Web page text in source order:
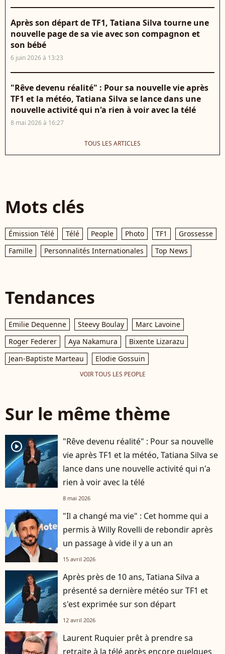
Après son départ de TF1, Tatiana Silva tourne une
nouvelle page de sa vie avec son compagnon et
son bébé
6 juin 2026 à 13:23
"Rêve devenu réalité" : Pour sa nouvelle vie après
TF1 et la météo, Tatiana Silva se lance dans une
nouvelle activité qui n'a rien à voir avec la télé
8 mai 2026 à 16:27
TOUS LES ARTICLES
Mots clés
Émission Télé Télé People Photo TF1
Grossesse
Famille
Personnalités Internationales Top News
Tendances
Emilie Dequenne Steevy Boulay
Marc Lavoine
Roger Federer
Aya Nakamura
Bixente Lizarazu
Jean-Baptiste Marteau
Elodie Gossuin
VOIR TOUS LES PEOPLE
Sur le même thème
player2
"Rêve devenu réalité" : Pour sa nouvelle
vie après TF1 et la météo, Tatiana Silva se
lance dans une nouvelle activité qui n'a
rien à voir avec la télé
8 mai 2026
"Il a changé ma vie" : Cet homme qui a
permis à Willy Rovelli de rebondir après
un passage à vide il y a un an
15 avril 2026
Après près de 10 ans, Tatiana Silva a
présenté sa dernière météo sur TF1 et
s'est exprimée sur son départ
12 avril 2026
Laurent Ruquier prêt à prendre sa
retraite à la télé après encore quelques